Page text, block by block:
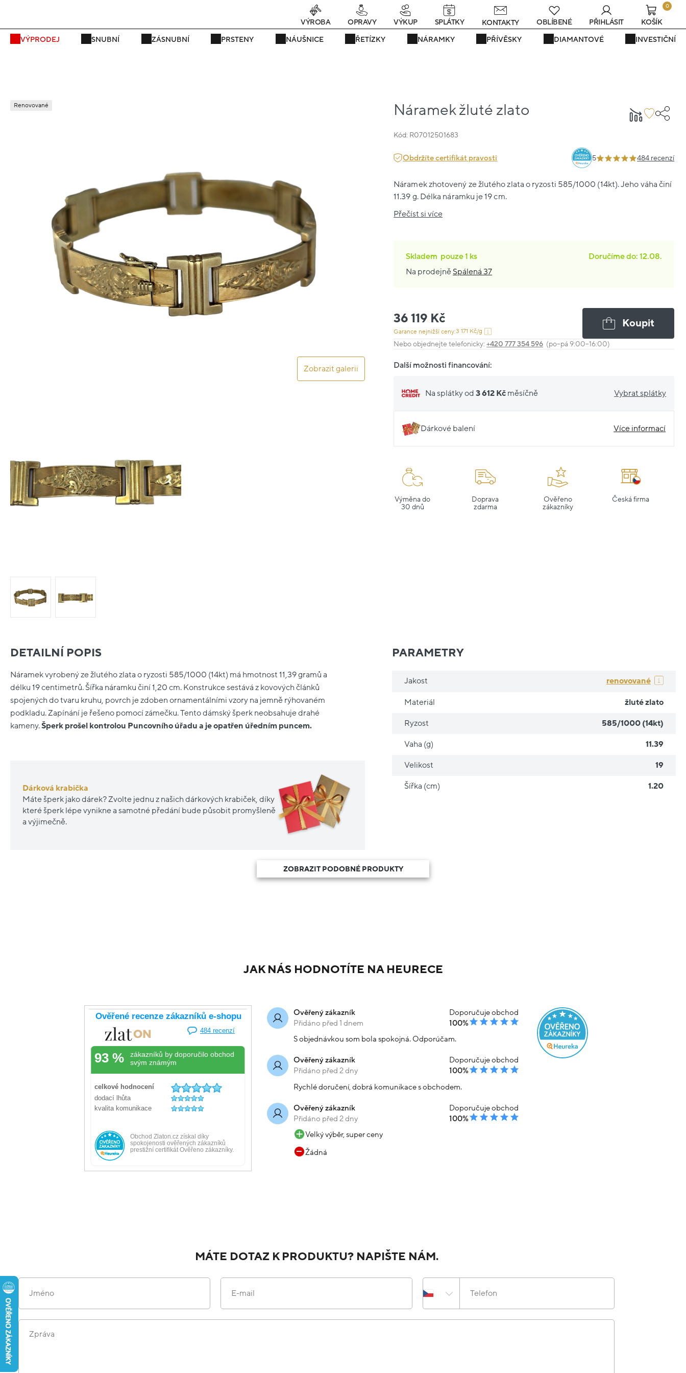
Právě teď! - 20 % na vše! Kód: SRPEN20 22 dní : 7h : 38m : 10s
VÝPRODEJ SNUBNÍ ZÁSNUBNÍ PRSTENY NÁUŠNICE ŘETÍZKY NÁRAMKY PŘÍVĚSKY DIAMANTOVÉ INVESTIČNÍ
VÝROBA OPRAVY VÝKUP SPLÁTKY KONTAKTY OBLÍBENÉ PŘIHLÁSIT
0
KOŠÍK
Zobrazit galerii
Náramek žluté zlato
Kód: R07012501683
Renovované
Obdržíte certifikát pravosti 5 484 recenzí
Náramek zhotovený ze žlutého zlata o ryzosti 585/1000 (14kt). Jeho váha činí
11.39 g. Délka náramku je 19 cm.
Přečíst si více
Skladem pouze1 ks
Doručíme do: 12.08.
Na prodejně Spálená 37
36 119 Kč
Garance nejnižší ceny:3 171 Kč/g
Koupit
Nebo objednejte telefonicky:+420 777 354 596 (po–pá 9:00–16:00)
Další možnosti financování:
Na splátky od3 612 Kč měsíčně Vybrat splátky
Dárkové balení Více informací
Výměna do
30 dnů
Doprava
zdarma
Ověřeno
zákazníky
Česká firma
DETAILNÍ POPIS
Náramek vyrobený ze žlutého zlata o ryzosti 585/1000 (14kt) má hmotnost 11,39 gramů a
délku 19 centimetrů. Šířka náramku činí 1,20 cm. Konstrukce sestává z kovových článků
spojených do tvaru kruhu, povrch je zdoben ornamentálními vzory na jemně rýhovaném
podkladu. Zapínání je řešeno pomocí zámečku. Tento dámský šperk neobsahuje drahé
kameny.Šperk prošel kontrolou Puncovního úřadu a je opatřen úředním puncem.
Dárková krabička
Máte šperk jako dárek? Zvolte jednu z našich dárkových krabiček, díky
které šperk lépe vynikne a samotné předání bude působit promyšleně
a výjimečně.
PARAMETRY
Jakost renovované
Materiál žluté zlato
Ryzost 585/1000 (14kt)
Vaha (g) 11.39
Velikost 19
Šířka (cm) 1.20
ZOBRAZIT PODOBNÉ PRODUKTY
JAK NÁS HODNOTÍTE NA HEURECE
Ověřený zákazník
Přidáno před 1 dnem
Doporučuje obchod
100%
S objednávkou som bola spokojná. Odporúčam.
Ověřený zákazník
Přidáno před 2 dny
Doporučuje obchod
100%
Rychlé doručení, dobrá komunikace s obchodem.
Ověřený zákazník
Přidáno před 2 dny
Doporučuje obchod
100%
Velký výběr, super ceny
Žádná
MÁTE DOTAZ K PRODUKTU? NAPIŠTE NÁM.
Jméno E-mail Telefon
Zpráva